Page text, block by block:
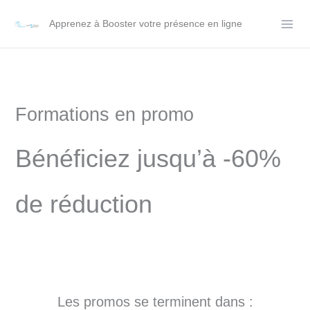
contenu
Apprenez à Booster votre présence en ligne
Formations en promo
Bénéficiez jusqu’à -60%
de réduction
Les promos se terminent dans :